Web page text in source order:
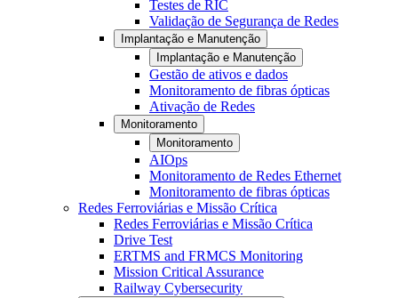
Testes de RIC
Validação de Segurança de Redes
Implantação e Manutenção
Implantação e Manutenção
Gestão de ativos e dados
Monitoramento de fibras ópticas
Ativação de Redes
Monitoramento
Monitoramento
AIOps
Monitoramento de Redes Ethernet
Monitoramento de fibras ópticas
Redes Ferroviárias e Missão Crítica
Redes Ferroviárias e Missão Crítica
Drive Test
ERTMS and FRMCS Monitoring
Mission Critical Assurance
Railway Cybersecurity